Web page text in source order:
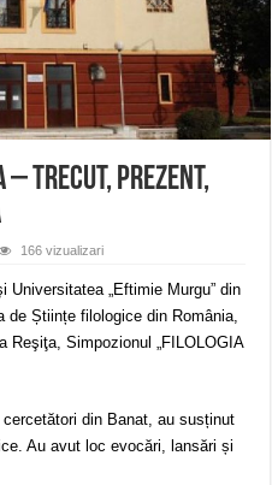
avarie
– avarie – 04.08.2026
TRECUT, PREZENT,
166 vizualizari
Universitatea „Eftimie Murgu” din
Științe filologice din România,
Reşiţa, Simpozionul „FILOLOGIA
din Banat, au susținut
Au avut loc evocări, lansări și